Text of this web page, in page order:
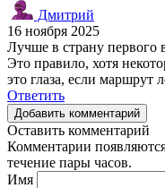
Дмитрий
16 ноября 2025
Лучше в страну первого
Это правило, хотя
это глаза, если маршрут
Ответить
Добавить комментарий
Оставить комментарий
Комментарии
течение пары часов.
Имя